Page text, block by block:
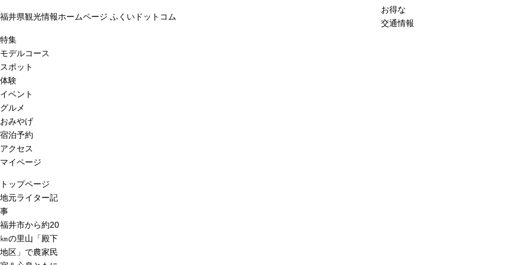
福井県観光情報ホームページ ふくいドットコム
お得な
交通情報
特集
モデルコース
スポット
体験
イベント
グルメ
おみやげ
宿泊予約
アクセス
マイページ
トップページ
地元ライター記
事
福井市から約20
㎞の里山「殿下
地区」で農家民